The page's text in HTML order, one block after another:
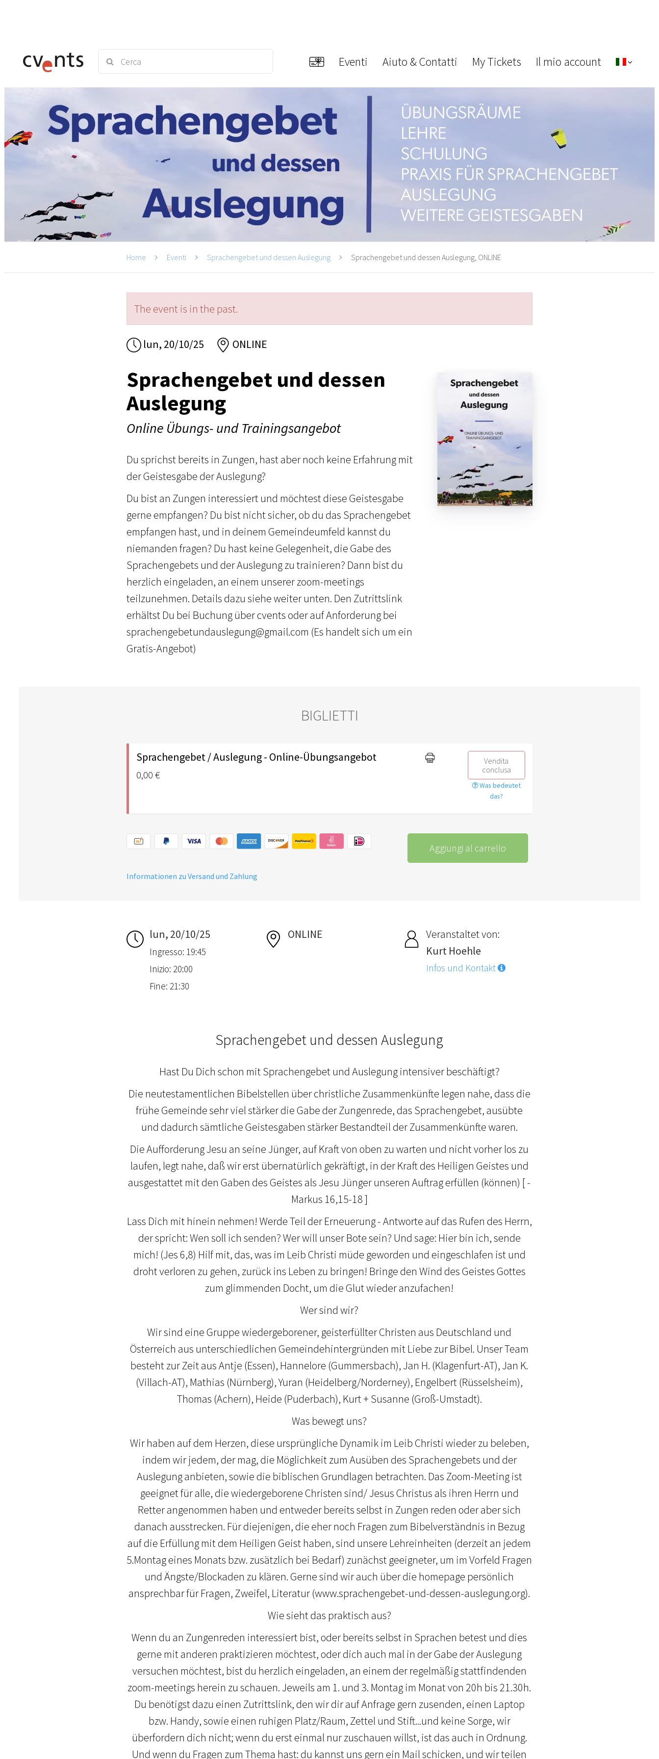
Eventi Aiuto & Contatti My Tickets Il mio account
Home Eventi Sprachengebet und dessen Auslegung Sprachengebet und dessen Auslegung, ONLINE
The event is in the past.
lun, 20/10/25 ONLINE
Sprachengebet und dessen
Auslegung
Online Übungs- und Trainingsangebot
Du sprichst bereits in Zungen, hast aber noch keine Erfahrung mit
der Geistesgabe der Auslegung?
Du bist an Zungen interessiert und möchtest diese Geistesgabe
gerne empfangen? Du bist nicht sicher, ob du das Sprachengebet
empfangen hast, und in deinem Gemeindeumfeld kannst du
niemanden fragen? Du hast keine Gelegenheit, die Gabe des
Sprachengebets und der Auslegung zu trainieren? Dann bist du
herzlich eingeladen, an einem unserer zoom-meetings
teilzunehmen. Details dazu siehe weiter unten. Den Zutrittslink
erhältst Du bei Buchung über cvents oder auf Anforderung bei
sprachengebetundauslegung@gmail.com (Es handelt sich um ein
Gratis-Angebot)
BIGLIETTI
Sprachengebet / Auslegung - Online-Übungsangebot
0,00 €
Vendita
conclusa
Was bedeutet
das?
Aggiungi al carrello
Informationen zu Versand und Zahlung
lun, 20/10/25
Ingresso: 19:45
Inizio: 20:00
Fine: 21:30
ONLINE
Veranstaltet von:
Kurt Hoehle
Infos und Kontakt
Sprachengebet und dessen Auslegung
Hast Du Dich schon mit Sprachengebet und Auslegung intensiver beschäftigt?
Die neutestamentlichen Bibelstellen über christliche Zusammenkünfte legen nahe, dass die
frühe Gemeinde sehr viel stärker die Gabe der Zungenrede, das Sprachengebet, ausübte
und dadurch sämtliche Geistesgaben stärker Bestandteil der Zusammenkünfte waren.
Die Aufforderung Jesu an seine Jünger, auf Kraft von oben zu warten und nicht vorher los zu
laufen, legt nahe, daß wir erst übernatürlich gekräftigt, in der Kraft des Heiligen Geistes und
ausgestattet mit den Gaben des Geistes als Jesu Jünger unseren Auftrag erfüllen (können) [ -
Markus 16,15-18 ]
Lass Dich mit hinein nehmen! Werde Teil der Erneuerung - Antworte auf das Rufen des Herrn,
der spricht: Wen soll ich senden? Wer will unser Bote sein? Und sage: Hier bin ich, sende
mich! (Jes 6,8) Hilf mit, das, was im Leib Christi müde geworden und eingeschlafen ist und
droht verloren zu gehen, zurück ins Leben zu bringen! Bringe den Wind des Geistes Gottes
zum glimmenden Docht, um die Glut wieder anzufachen!
Wer sind wir?
Wir sind eine Gruppe wiedergeborener, geisterfüllter Christen aus Deutschland und
Österreich aus unterschiedlichen Gemeindehintergründen mit Liebe zur Bibel. Unser Team
besteht zur Zeit aus Antje (Essen), Hannelore (Gummersbach), Jan H. (Klagenfurt-AT), Jan K.
(Villach-AT), Mathias (Nürnberg), Yuran (Heidelberg/Norderney), Engelbert (Rüsselsheim),
Thomas (Achern), Heide (Puderbach), Kurt + Susanne (Groß-Umstadt).
Was bewegt uns?
Wir haben auf dem Herzen, diese ursprüngliche Dynamik im Leib Christi wieder zu beleben,
indem wir jedem, der mag, die Möglichkeit zum Ausüben des Sprachengebets und der
Auslegung anbieten, sowie die biblischen Grundlagen betrachten. Das Zoom-Meeting ist
geeignet für alle, die wiedergeborene Christen sind/ Jesus Christus als ihren Herrn und
Retter angenommen haben und entweder bereits selbst in Zungen reden oder aber sich
danach ausstrecken. Für diejenigen, die eher noch Fragen zum Bibelverständnis in Bezug
auf die Erfüllung mit dem Heiligen Geist haben, sind unsere Lehreinheiten (derzeit an jedem
5.Montag eines Monats bzw. zusätzlich bei Bedarf) zunächst geeigneter, um im Vorfeld Fragen
und Ängste/Blockaden zu klären. Gerne sind wir auch über die homepage persönlich
ansprechbar für Fragen, Zweifel, Literatur (www.sprachengebet-und-dessen-auslegung.org).
Wie sieht das praktisch aus?
Wenn du an Zungenreden interessiert bist, oder bereits selbst in Sprachen betest und dies
gerne mit anderen praktizieren möchtest, oder dich auch mal in der Gabe der Auslegung
versuchen möchtest, bist du herzlich eingeladen, an einem der regelmäßig stattfindenden
zoom-meetings herein zu schauen. Jeweils am 1. und 3. Montag im Monat von 20h bis 21.30h.
Du benötigst dazu einen Zutrittslink, den wir dir auf Anfrage gern zusenden, einen Laptop
bzw. Handy, sowie einen ruhigen Platz/Raum, Zettel und Stift...und keine Sorge, wir
überfordern dich nicht; wenn du erst einmal nur zuschauen willst, ist das auch in Ordnung.
Und wenn du Fragen zum Thema hast: du kannst uns gern ein Mail schicken, und wir teilen